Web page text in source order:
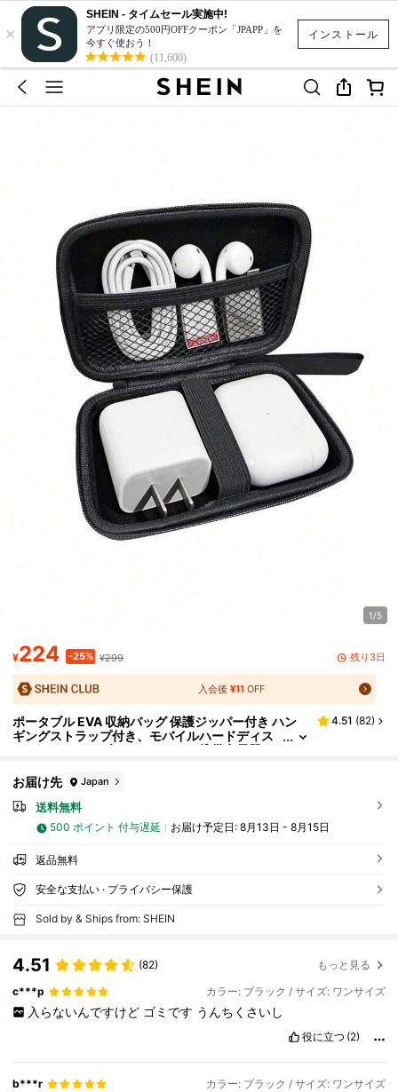
インストール
×
SHEIN - タイムセール実施中!
アプリ限定の500円OFFクーポン「JPAPP」を
今すぐ使おう！
(11,600)
1/5
¥224 -25% ¥299 残り3日
入会後¥11 OFF
ポータブル EVA 収納バッグ 保護ジッパー付き ハン
ギングストラップ付き、モバイルハードディス
ク、USBドライブ、ヘッドホン、携帯充電器、
4.51 (82)
お届け先 Japan
送料無料
500 ポイント 付与遅延 お届け予定日: 8月13日 - 8月15日
返品無料
安全な支払い · プライバシー保護
Sold by & Ships from: SHEIN
4.51 (82) もっと見る
c***p カラー: ブラック / サイズ: ワンサイズ
入らないんですけど ゴミです うんちくさいし
役に立つ (2)
b***r カラー: ブラック / サイズ: ワンサイズ